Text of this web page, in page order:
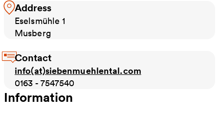
Address
Eselsmühle 1
Musberg
Contact
info(at)siebenmuehlental.com
0163 - 7547540
Information